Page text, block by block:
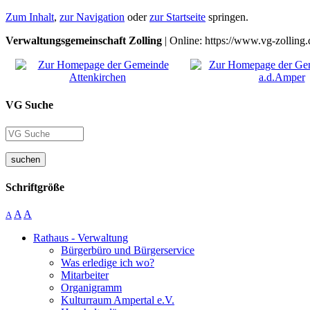
Zum Inhalt, zur Navigation oderzur Startseite springen.
Verwaltungsgemeinschaft Zolling | Online: https://www.vg-
VG Suche
suchen
Schriftgröße
A A A
Rathaus - Verwaltung
Bürgerbüro und Bürgerservice
Was erledige ich wo?
Mitarbeiter
Organigramm
Kulturraum Ampertal e.V.